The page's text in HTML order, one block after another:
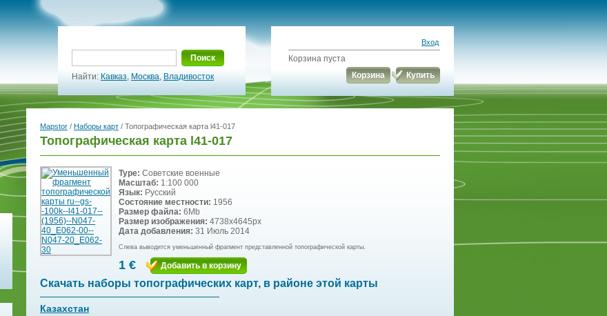
Поиск
Найти: Кавказ, Москва, Владивосток
Вход
Корзина пуста
Корзина
Купить
Mapstor / Наборы карт / Топографическая карта l41-017
Топографическая карта l41-017
Type: Советские военные
Масштаб: 1:100 000
Язык: Русский
Состояние местности: 1956
Размер файла: 6Mb
Размер изображения: 4738x4645px
Дата добавления: 31 Июль 2014
Слева выводится уменьшенный фрагмент представленной топографической карты.
1 € Добавить в корзину
Скачать наборы топографических карт, в районе этой карты
Казахстан